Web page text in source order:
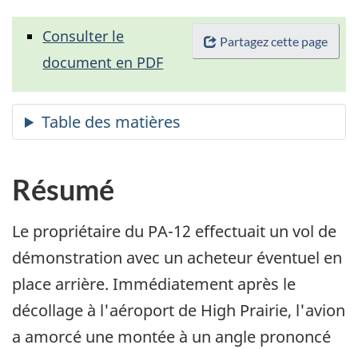
Partagez cette page
Consulter le
document en PDF
Résumé
Le propriétaire du PA-12 effectuait un vol de
démonstration avec un acheteur éventuel en
place arrière. Immédiatement après le
décollage à l'aéroport de High Prairie, l'avion
a amorcé une montée à un angle prononcé